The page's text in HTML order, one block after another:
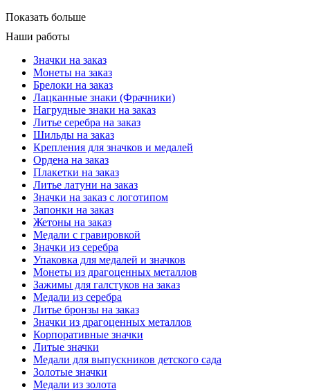
Показать больше
Наши работы
Значки на заказ
Монеты на заказ
Брелоки на заказ
Лацканные знаки (Фрачники)
Нагрудные знаки на заказ
Литье серебра на заказ
Шильды на заказ
Крепления для значков и медалей
Ордена на заказ
Плакетки на заказ
Литье латуни на заказ
Значки на заказ с логотипом
Запонки на заказ
Жетоны на заказ
Медали с гравировкой
Значки из серебра
Упаковка для медалей и значков
Монеты из драгоценных металлов
Зажимы для галстуков на заказ
Медали из серебра
Литье бронзы на заказ
Значки из драгоценных металлов
Корпоративные значки
Литые значки
Медали для выпускников детского сада
Золотые значки
Медали из золота